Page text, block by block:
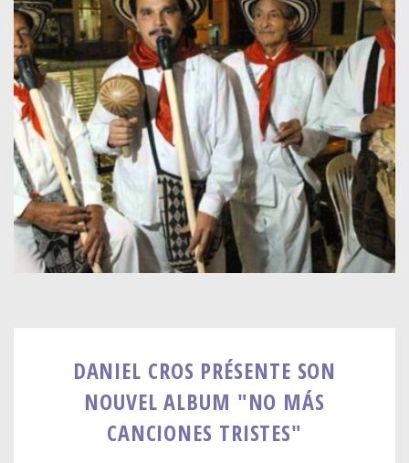
DANIEL CROS PRÉSENTE SON
NOUVEL ALBUM "NO MÁS
CANCIONES TRISTES"